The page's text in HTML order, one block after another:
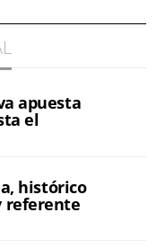
apuesta
el
histórico
referente